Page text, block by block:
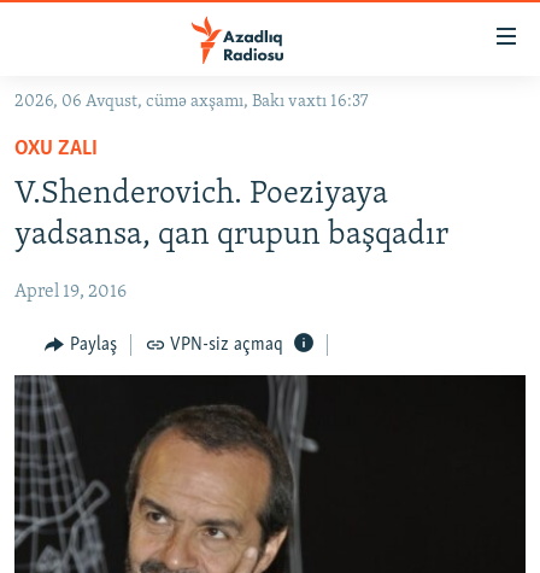
Əsas
qayıt
Əsas
naviqasiyaya
qayıt
Axtarışa
keç
#İZAHLA
KORRUPSIOMETR
FƏRQƏ BAX
QANUNI DOĞRU
ARAŞDIRMA
MULTIMEDIA
VIDEO
FOTOQALEREYA
İNFOQRAFIKA
RADIO ARXIV
OXU ZALI
AZƏRBAYCAN ƏDƏBIYYATI KITABXANASI
HAQQIMIZDA
MISSIYAMIZ
2026, 06 Avqust, cümə axşamı, Bakı vaxtı 16:37
OXU ZALI
V.Shenderovich. Poeziyaya
yadsansa, qan qrupun başqadır
Aprel 19, 2016
Paylaş VPN-siz açmaq